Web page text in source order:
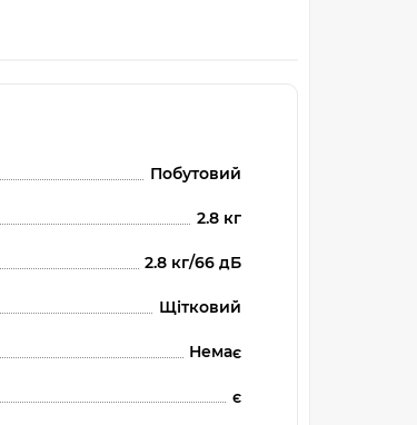
Побутовий
2.8 кг
2.8 кг/66 дБ
Щітковий
Немає
є